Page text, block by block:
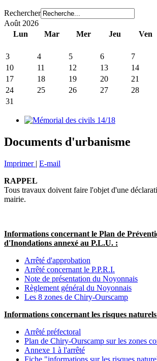
Rechercher
Août 2026
Lun
Mar Mer Jeu Ven
3
4 5 6 7
10
11 12 13 14
17
18 19 20 21
24
25 26 27 28
31
Documents d'urbanisme
Imprimer | E-mail
RAPPEL
Tous travaux doivent faire l'objet d'une
mairie.
Informations concernant le Plan de
d'Inondations annexé au P.L.U. :
Arrêté d'approbation
Arrêté concernant le P.P.R.I.
Note de présentation du Noyonnais
Règlement général du Noyonnais
Les 8 zones de Chiry-Ourscamp
Informations concernant les risques
Arrêté préfectoral
Plan de Chiry-Ourscamp sur les zones
Annexe 1 à l'arrêté
Fiche "informations sur les risques